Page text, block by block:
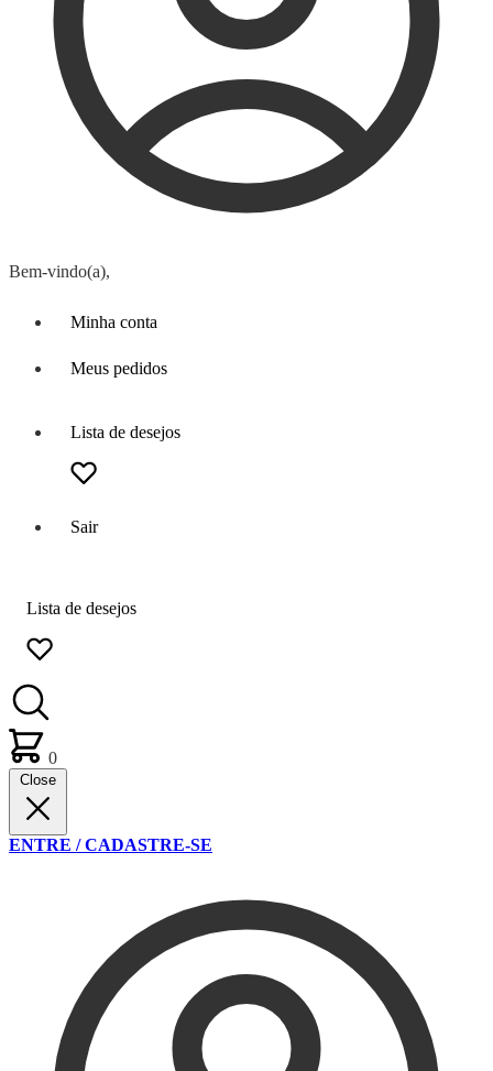
Bem-vindo(a),
Minha conta
Meus pedidos
Lista de desejos
Sair
Lista de desejos
0
Close
ENTRE / CADASTRE-SE